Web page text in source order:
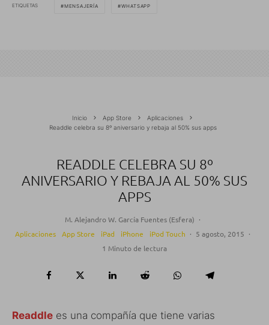
ETIQUETAS MENSAJERÍA WHATSAPP
Inicio App Store
Aplicaciones
Readdle celebra su 8º aniversario y rebaja al 50% sus apps
READDLE CELEBRA SU 8º
ANIVERSARIO Y REBAJA AL 50% SUS
APPS
M. Alejandro W. García Fuentes (Esfera) ·
Aplicaciones
App Store iPad iPhone iPod Touch · 5 agosto, 2015 ·
1 Minuto de lectura
Readdle es una compañía que tiene varias